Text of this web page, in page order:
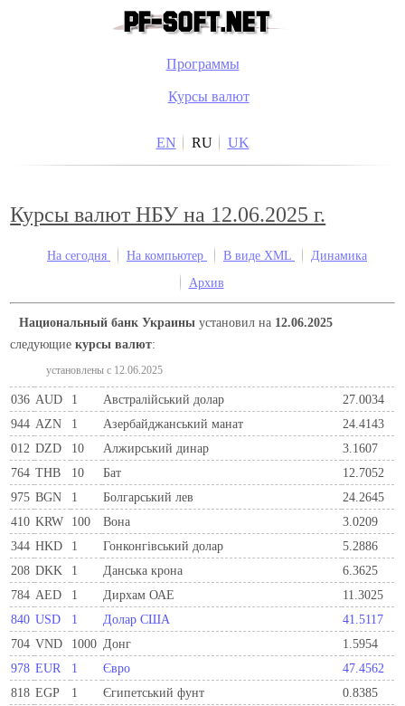
Программы
Курсы валют
EN RU UK
Курсы валют НБУ на 12.06.2025 г.
На сегодня На компьютер В виде XML
Динамика
Архив
Национальный банк Украины установил на 12.06.2025
следующиекурсы валют:
установлены c 12.06.2025
036 AUD 1 Австралійський долар
27.0034
944 AZN 1 Азербайджанський манат
24.4143
012 DZD 10 Алжирський динар
3.1607
764 THB 10 Бат
12.7052
975 BGN 1 Болгарський лев
24.2645
410 KRW 100 Вона
3.0209
344 HKD 1 Гонконгівський долар
5.2886
208 DKK 1 Данська крона
6.3625
784 AED 1 Дирхам ОАЕ
11.3025
840 USD 1 Долар США
41.5117
704 VND 1000 Донг
1.5954
978 EUR 1 Євро
47.4562
818 EGP 1 Єгипетський фунт
0.8385